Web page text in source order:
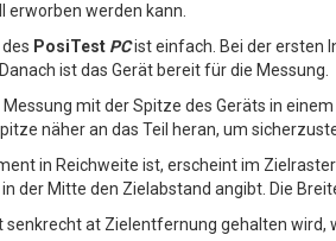
erworben werden kann.
PosiTest PCist einfach. Bei der ersten
ist das Gerät bereit für die Messung.
Messung mit der Spitze des Geräts in
näher an das Teil heran, um
in Reichweite ist, erscheint im
der Mitte den Zielabstand angibt. Die
senkrecht at Zielentfernung gehalten